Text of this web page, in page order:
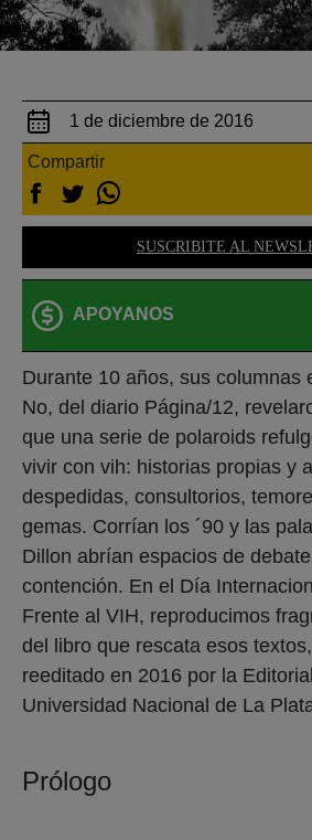
1 de diciembre de 2016
Compartir
SUSCRIBITE AL
APOYANOS
Durante 10 años, sus columnas
No, del diario Página/12,
que una serie de polaroids
vivir con vih: historias propias y
despedidas, consultorios,
gemas. Corrían los ´90 y las
Dillon abrían espacios de
contención. En el Día
Frente al VIH, reproducimos
del libro que rescata esos
reeditado en 2016 por la
Universidad Nacional de La
Prólogo